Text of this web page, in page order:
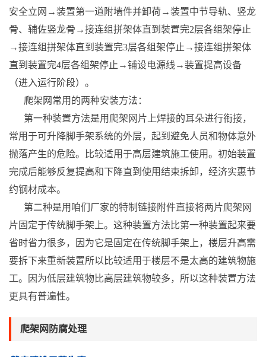
安全立网→装置第一道附墙件并卸荷→装置中节导轨、竖龙
骨、辅佐竖龙骨→接连组拼架体直到装置完2层各组架停止
→接连组拼架体直到装置完3层各组架停止→接连组拼架体
直到装置完4层各组架停止→铺设电源线→装置提高设备
（进入运行阶段）。
爬架网常用的两种安装方法：
第一种装置方法是用爬架网片上焊接的耳朵进行衔接，
常用于可升降脚手架系统的外层，起到避免人员和物体意外
抛落产生的危险。比较适用于高层建筑施工使用。初始装置
完成后能够反复提高和下降直到使用结束拆卸，经济实惠节
约钢材成本。
第二种是用咱们厂家的特制链接附件直接将两片爬架网
片固定于传统脚手架上。这种装置方法比第一种装置起来要
省时省力很多，因为它是固定在传统脚手架上，楼层升高需
要拆下来重新装置所以比较适用于楼层不是太高的建筑物施
工。因为低层建筑物比高层建筑物较多，所以这种装置方法
更具有普遍性。
爬架网防腐处理